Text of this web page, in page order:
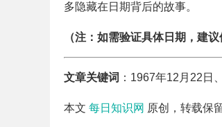
多隐藏在日期背后的故事。
（注：如需验证具体日期，建
文章关键词 ：1967年12月22日
本文 每日知识网 原创，转载保